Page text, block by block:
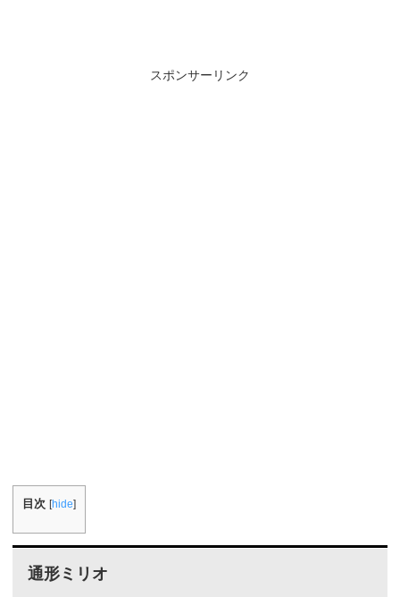
スポンサーリンク
目次 [hide]
通形ミリオ